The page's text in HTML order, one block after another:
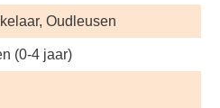
Oudleusen
(0-4 jaar)